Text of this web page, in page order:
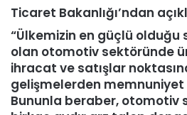
Ticaret Bakanlığı’ndan
“Ülkemizin en güçlü
olan otomotiv sektöründe
ihracat ve satışlar
gelişmelerden memnuniyet
Bununla beraber, otomotiv